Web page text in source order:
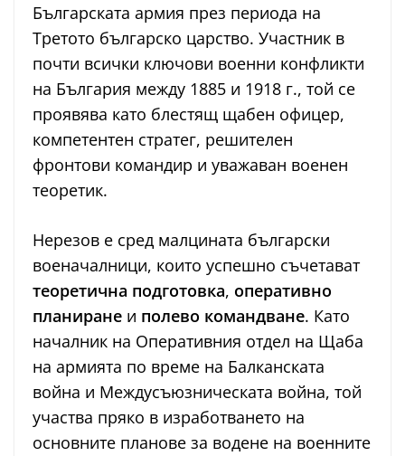
Българската армия през периода на
Третото българско царство. Участник в
почти всички ключови военни конфликти
на България между 1885 и 1918 г., той се
проявява като блестящ щабен офицер,
компетентен стратег, решителен
фронтови командир и уважаван военен
теоретик.
Нерезов е сред малцината български
военачалници, които успешно съчетават
теоретична подготовка, оперативно
планиране и полево командване. Като
началник на Оперативния отдел на Щаба
на армията по време на Балканската
война и Междусъюзническата война, той
участва пряко в изработването на
основните планове за водене на военните